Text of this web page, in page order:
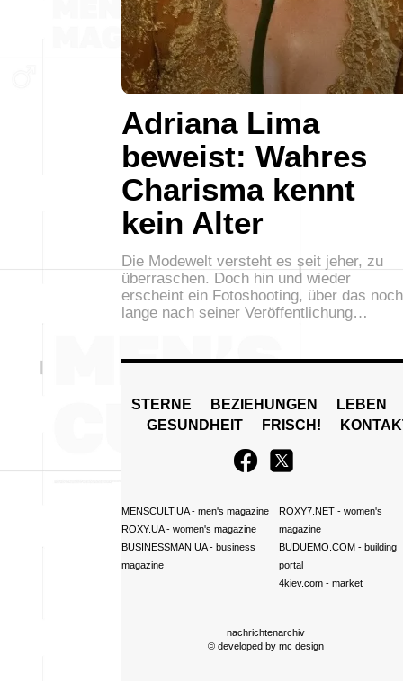
Adriana Lima
beweist: Wahres
Charisma kennt
kein Alter
Die Modewelt versteht es seit jeher, zu
überraschen. Doch hin und wieder
erscheint ein Fotoshooting, über das noch
lange nach seiner Veröffentlichung…
STERNE BEZIEHUNGEN
LEBEN
GESUNDHEIT
FRISCH!
MENSCULT.UA- men's magazine
ROXY.UA- women's magazine
BUSINESSMAN.UA- business
magazine
ROXY7.NET- women's
magazine
BUDUEMO.COM- building
portal
4kiev.com- market
nachrichtenarchiv
© developed by mc design